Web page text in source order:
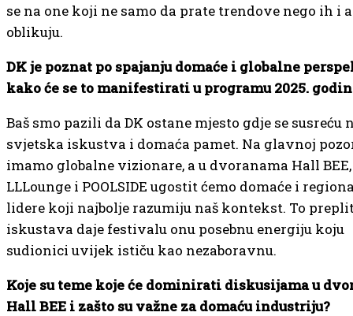
se na one koji ne samo da prate trendove nego ih i
oblikuju.
DK je poznat po spajanju domaće i globalne
kako će se to manifestirati u programu 2025.
Baš smo pazili da DK ostane mjesto gdje se susreću
svjetska iskustva i domaća pamet. Na glavnoj
imamo globalne vizionare, a u dvoranama Hall BEE,
LLLounge i POOLSIDE ugostit ćemo domaće i
lidere koji najbolje razumiju naš kontekst. To
iskustava daje festivalu onu posebnu energiju koju
sudionici uvijek ističu kao nezaboravnu.
Koje su teme koje će dominirati diskusijama u
Hall BEE i zašto su važne za domaću industriju?